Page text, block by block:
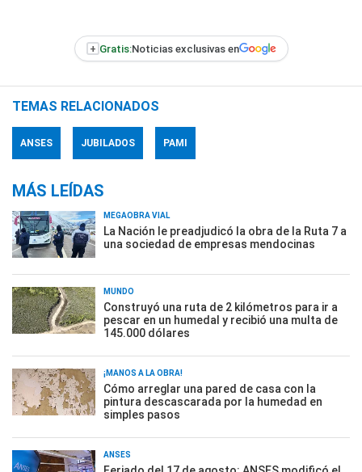
+ Gratis:Noticias exclusivas en
TEMAS RELACIONADOS
ANSES JUBILADOS PAMI
MÁS LEÍDAS
MEGAOBRA VIAL
La Nación le preadjudicó la obra de la Ruta 7 a
una sociedad de empresas mendocinas
MUNDO
Construyó una ruta de 2 kilómetros para ir a
pescar en un humedal y recibió una multa de
145.000 dólares
¡MANOS A LA OBRA!
Cómo arreglar una pared de casa con la
pintura descascarada por la humedad en
simples pasos
ANSES